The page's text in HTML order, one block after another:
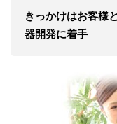
きっかけはお客様
器開発に着手